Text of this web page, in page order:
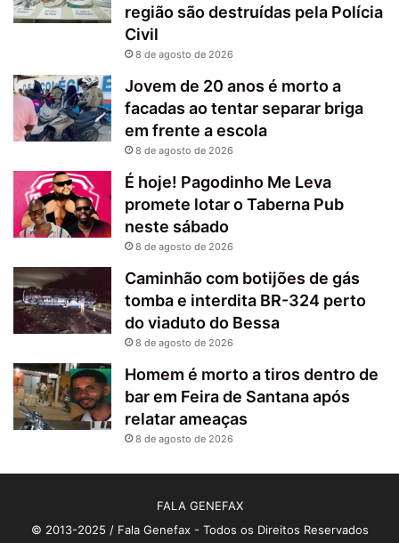
região são destruídas pela Polícia
Civil
8 de agosto de 2026
Jovem de 20 anos é morto a
facadas ao tentar separar briga
em frente a escola
8 de agosto de 2026
É hoje! Pagodinho Me Leva
promete lotar o Taberna Pub
neste sábado
8 de agosto de 2026
Caminhão com botijões de gás
tomba e interdita BR-324 perto
do viaduto do Bessa
8 de agosto de 2026
Homem é morto a tiros dentro de
bar em Feira de Santana após
relatar ameaças
8 de agosto de 2026
FALA GENEFAX
© 2013-2025 / Fala Genefax - Todos os Direitos Reservados